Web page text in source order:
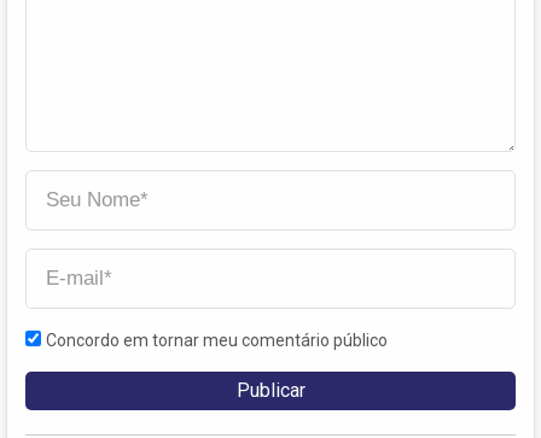
Concordo em tornar meu comentário público